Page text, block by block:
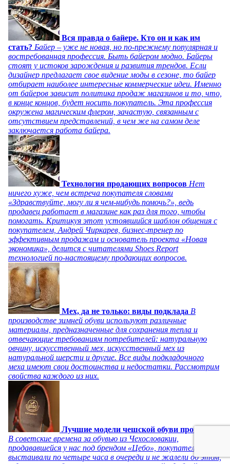
Вся правда о байере. Кто он и как им
стать? Байер – уже не новая, но по-прежнему популярная и
востребованная профессия. Быть байером модно. Байеры
стоят у истоков зарождения и развития трендов. Если
дизайнер предлагает свое видение моды в сезоне, то байер
отбирает наиболее интересные коммерческие идеи. Именно
от байеров зависит политика продаж магазинов и то, что,
в конце концов, будет носить покупатель. Эта профессия
окружена магическим флером, зачастую, связанным с
отсутствием представлений, в чем же на самом деле
заключается работа байера.
Технология продающих вопросов Нет
ничего хуже, чем встреча покупателя словами
«Здравствуйте, могу ли я чем-нибудь помочь?», ведь
продавец работает в магазине как раз для того, чтобы
помогать. Критикуя этот устоявшийся шаблон общения с
покупателем, Андрей Чиркарев, бизнес-тренер по
эффективным продажам и основатель проекта «Новая
экономика», делится с читателями Shoes Report
технологией по-настоящему продающих вопросов.
Мех, да не только: виды подклада В
производстве зимней обуви используют различные
материалы, предназначенные для сохранения тепла и
отвечающие требованиям потребителей: натуральную
овчину, искусственный мех, искусственный мех из
натуральной шерсти и другие. Все виды подкладочного
меха имеют свои достоинства и недостатки. Рассмотрим
свойства каждого из них.
Лучшие модели чешской обуви прошлого
В советские времена за обувью из Чехословакии,
продававшейся у нас под брендом «Цебо», покупатели
выстаивали по четыре часа в очереди и не жалели об этом,